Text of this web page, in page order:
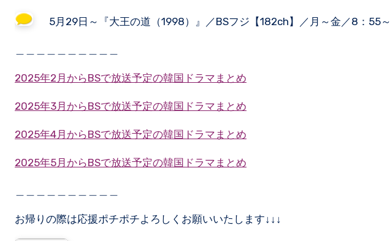
5月29日～『大王の道（1998）』／BSフジ【182ch】／月～金／8：55～
2025年2月からBSで放送予定の韓国ドラマまとめ
2025年3月からBSで放送予定の韓国ドラマまとめ
2025年4月からBSで放送予定の韓国ドラマまとめ
2025年5月からBSで放送予定の韓国ドラマまとめ
お帰りの際は応援ポチポチよろしくお願いいたします↓↓↓